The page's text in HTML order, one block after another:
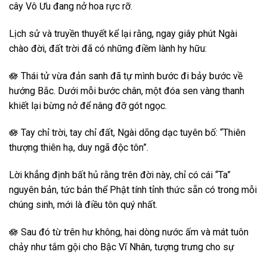
cây Vô Ưu đang nở hoa rực rỡ.
Lịch sử và truyền thuyết kể lại rằng, ngay giây phút Ngài
chào đời, đất trời đã có những điềm lành hy hữu:
🪷 Thái tử vừa đản sanh đã tự mình bước đi bảy bước về
hướng Bắc. Dưới mỗi bước chân, một đóa sen vàng thanh
khiết lại bừng nở để nâng đỡ gót ngọc.
🪷 Tay chỉ trời, tay chỉ đất, Ngài dõng dạc tuyên bố: “Thiên
thượng thiên hạ, duy ngã độc tôn”.
Lời khẳng định bất hủ rằng trên đời này, chỉ có cái “Ta”
nguyên bản, tức bản thể Phật tính tỉnh thức sẵn có trong mỗi
chúng sinh, mới là điều tôn quý nhất.
🪷 Sau đó từ trên hư không, hai dòng nước ấm và mát tuôn
chảy như tắm gội cho Bậc Vĩ Nhân, tượng trưng cho sự